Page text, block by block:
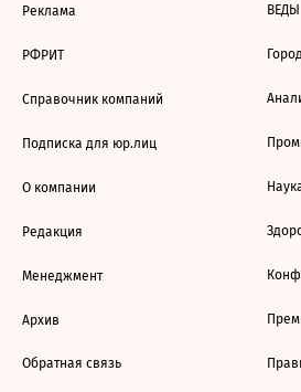
Реклама
РФРИТ
Справочник компаний
Подписка для юр.лиц
О компании
Редакция
Менеджмент
Архив
Обратная связь
ВЕДЫ